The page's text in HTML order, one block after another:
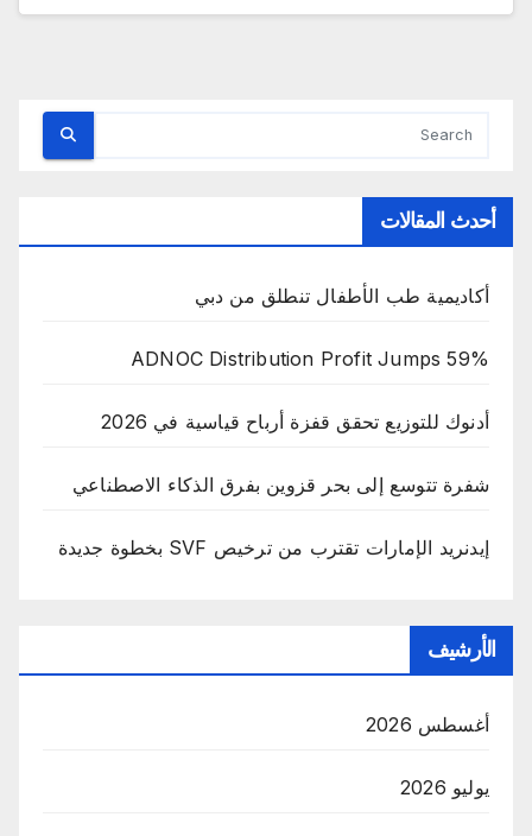
أحدث المقالات
أكاديمية طب الأطفال تنطلق من دبي
ADNOC Distribution Profit Jumps 59%
أدنوك للتوزيع تحقق قفزة أرباح قياسية في 2026
شفرة تتوسع إلى بحر قزوين بفرق الذكاء الاصطناعي
إيدنريد الإمارات تقترب من ترخيص SVF بخطوة جديدة
الأرشيف
أغسطس 2026
يوليو 2026